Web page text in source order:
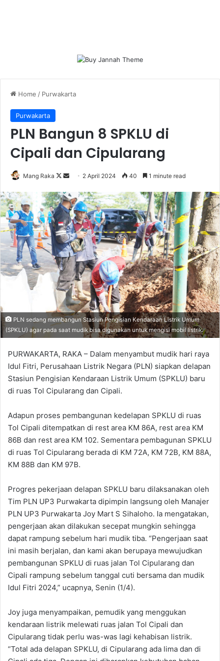
Home / Purwakarta
Purwakarta
PLN Bangun 8 SPKLU di
Cipali dan Cipularang
Mang Raka
Follow
X
Send
email
2 April 2024 40 1 minute read
PLN sedang membangun Stasiun Pengisian Kendaraan Listrik Umum
(SPKLU) agar pada saat mudik bisa digunakan untuk mengisi mobil listrik.
PURWAKARTA, RAKA – Dalam menyambut mudik hari raya
Idul Fitri, Perusahaan Listrik Negara (PLN) siapkan delapan
Stasiun Pengisian Kendaraan Listrik Umum (SPKLU) baru
di ruas Tol Cipularang dan Cipali.
Adapun proses pembangunan kedelapan SPKLU di ruas
Tol Cipali ditempatkan di rest area KM 86A, rest area KM
86B dan rest area KM 102. Sementara pembagunan SPKLU
di ruas Tol Cipularang berada di KM 72A, KM 72B, KM 88A,
KM 88B dan KM 97B.
Progres pekerjaan delapan SPKLU baru dilaksanakan oleh
Tim PLN UP3 Purwakarta dipimpin langsung oleh Manajer
PLN UP3 Purwakarta Joy Mart S Sihaloho. Ia mengatakan,
pengerjaan akan dilakukan secepat mungkin sehingga
dapat rampung sebelum hari mudik tiba. “Pengerjaan saat
ini masih berjalan, dan kami akan berupaya mewujudkan
pembangunan SPKLU di ruas jalan Tol Cipularang dan
Cipali rampung sebelum tanggal cuti bersama dan mudik
Idul Fitri 2024,” ucapnya, Senin (1/4).
Joy juga menyampaikan, pemudik yang menggukan
kendaraan listrik melewati ruas jalan Tol Cipali dan
Cipularang tidak perlu was-was lagi kehabisan listrik.
“Total ada delapan SPKLU, di Cipularang ada lima dan di